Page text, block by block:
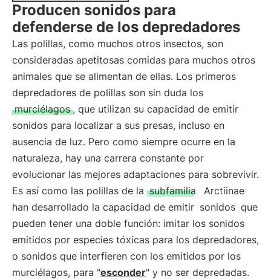
Producen sonidos para
defenderse de los depredadores
Las polillas, como muchos otros insectos, son
consideradas apetitosas comidas para muchos otros
animales que se alimentan de ellas. Los primeros
depredadores de polillas son sin duda los
murciélagos , que utilizan su capacidad de emitir
sonidos para localizar a sus presas, incluso en
ausencia de luz. Pero como siempre ocurre en la
naturaleza, hay una carrera constante por
evolucionar las mejores adaptaciones para sobrevivir.
Es así como las polillas de la subfamilia
Arctiinae
han desarrollado la capacidad de emitir sonidos que
pueden tener una doble función: imitar los sonidos
emitidos por especies tóxicas para los depredadores,
o sonidos que interfieren con los emitidos por los
murciélagos, para "esconder" y no ser depredadas.